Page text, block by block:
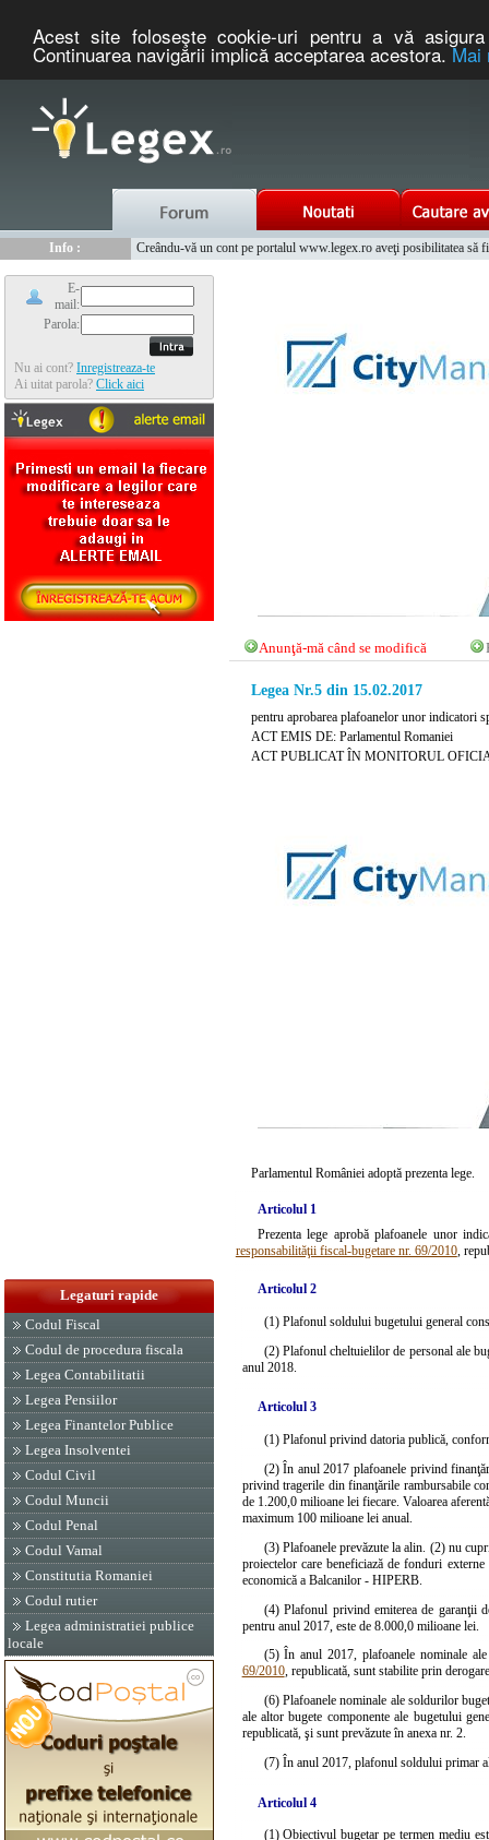
Acest site foloseşte cookie-uri pentru a vă
Continuarea navigării implică acceptarea acestora.Mai
Info :
Creându-vă un cont pe portalul www.legex.ro aveţi posibilitatea să
E-
mail:
Parola:
Nu ai cont? Inregistreaza-te
Ai uitat parola? Click aici
Legaturi rapide
Codul Fiscal
Codul de procedura fiscala
Legea Contabilitatii
Legea Pensiilor
Legea Finantelor Publice
Legea Insolventei
Codul Civil
Codul Muncii
Codul Penal
Codul Vamal
Constitutia Romaniei
Codul rutier
Legea administratiei publice
locale
Anunţă-mă când se modifică
Legea Nr.5 din 15.02.2017
pentru aprobarea plafoanelor unor indicatori
ACT EMIS DE: Parlamentul Romaniei
ACT PUBLICAT ÎN MONITORUL
Parlamentul României adoptă prezenta lege.
Articolul 1
Prezenta lege aprobă plafoanele unor
responsabilităţii fiscal-bugetare nr. 69/2010,
Articolul 2
(1) Plafonul soldului bugetului general
(2) Plafonul cheltuielilor de personal ale
anul 2018.
Articolul 3
(1) Plafonul privind datoria publică,
(2) În anul 2017 plafoanele privind
privind tragerile din finanţările rambursabile
de 1.200,0 milioane lei fiecare. Valoarea
maximum 100 milioane lei anual.
(3) Plafoanele prevăzute la alin. (2) nu
proiectelor care beneficiază de fonduri
economică a Balcanilor - HIPERB.
(4) Plafonul privind emiterea de garanţii
pentru anul 2017, este de 8.000,0 milioane lei.
(5) În anul 2017, plafoanele nominale
69/2010, republicată, sunt stabilite prin
(6) Plafoanele nominale ale soldurilor
ale altor bugete componente ale bugetului
republicată, şi sunt prevăzute în anexa nr. 2.
(7) În anul 2017, plafonul soldului primar
Articolul 4
(1) Obiectivul bugetar pe termen mediu